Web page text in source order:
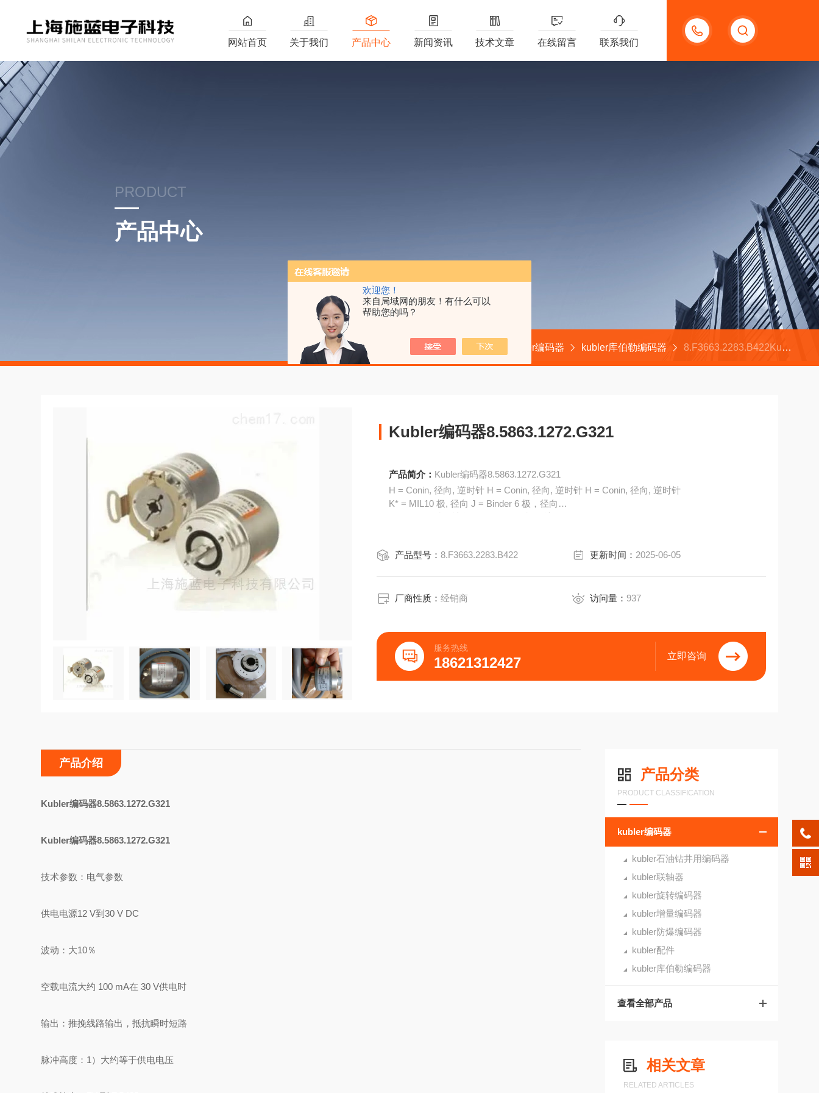
欢迎您！
来自局域网的朋友！有什么可以
帮助您的吗？
18621312427
网站首页 关于我们 产品中心 新闻资讯 技术文章 在线留言 联系我们
PRODUCT
产品中心
首页 产品中心 kubler编码器 kubler库伯勒编码器 8.F3663.2283.B422Kubler编码器8.5863.1272.G321
Kubler编码器8.5863.1272.G321
产品简介： Kubler编码器8.5863.1272.G321
H = Conin, 径向, 逆时针 H = Conin, 径向, 逆时针 H = Conin, 径向, 逆时针
K* = MIL10 极, 径向 J = Binder 6 极，径向
轴产品型号：8.F3663.2283.B422 更新时间： 2025-06-05
厂商性质：经销商 访问量： 937
服务热线
18621312427 立即咨询
产品分类
PRODUCT CLASSIFICATION
kubler编码器
kubler石油钻井用编码器
kubler联轴器
kubler旋转编码器
kubler增量编码器
kubler防爆编码器
kubler配件
kubler库伯勒编码器
查看全部产品
相关文章
RELATED ARTICLES
产品介绍
Kubler编码器8.5863.1272.G321
Kubler编码器8.5863.1272.G321
技术参数：电气参数
供电电源12 V到30 V DC
波动：大10％
空载电流大约 100 mA在 30 V供电时
输出：推挽线路输出，抵抗瞬时短路
脉冲高度：1）大约等于供电电压